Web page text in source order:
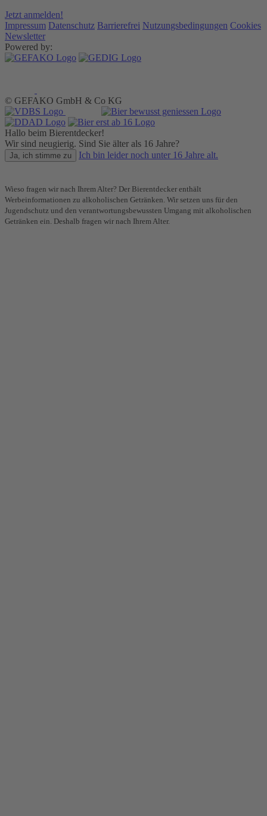
Jetzt anmelden!
Impressum Datenschutz Barrierefrei Nutzungsbedingungen Cookies
Newsletter
Powered by:
© GEFAKO GmbH & Co KG
Hallo beim Bierentdecker!
Wir sind neugierig. Sind Sie älter als 16 Jahre?
Ja, ich stimme zu Ich bin leider noch unter 16 Jahre alt.
Wieso fragen wir nach Ihrem Alter? Der Bierentdecker enthält
Werbeinformationen zu alkoholischen Getränken. Wir setzen uns für den
Jugendschutz und den verantwortungsbewussten Umgang mit alkoholischen
Getränken ein. Deshalb fragen wir nach Ihrem Alter.